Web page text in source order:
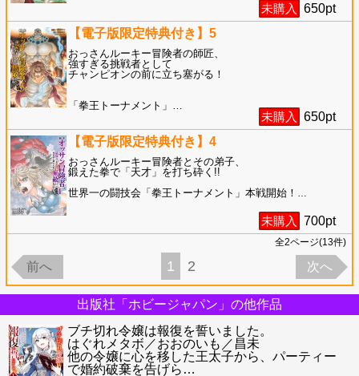
未購入 650pt
【電子版限定特典付き】5
おっさんルーキー冒険者の師匠、
強すぎる挑戦者として
チャンピオンの前に立ち塞がる！
「拳王トーナメント」
未購入 650pt
【電子版限定特典付き】4
おっさんルーキー冒険者とその弟子、
鍛えた拳で「天才」を打ち砕く!!
世界一の闘技会「拳王トーナメント」本戦開始！ …
未購入 700pt
全2ページ(13件)
前へ 1 2 次へ
出版社「ホビージャパン」の他作品
ブチ切れ令嬢は報復を誓いました。
はぐれメタボ／おおのいも／昌未
他の令嬢に心を移した王太子から、パーティー
で婚約破棄を告げら …